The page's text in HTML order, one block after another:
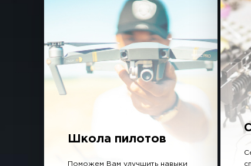
Школа пилотов
Поможем Вам улучшить навыки